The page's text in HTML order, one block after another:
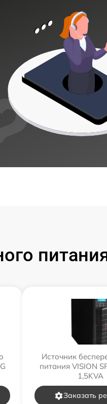
Источник
питания VISION
1,5KVA
Заказать